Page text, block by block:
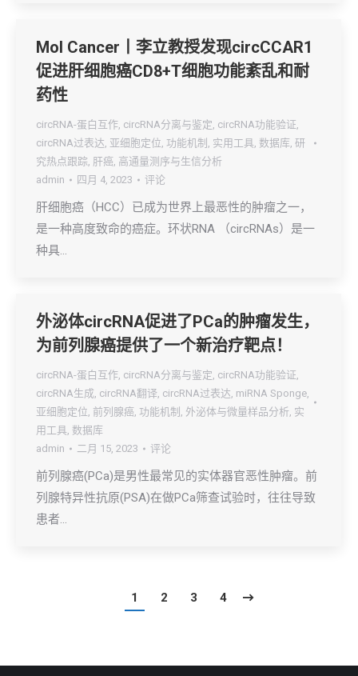
Mol Cancer丨李立教授发现circCCAR1
促进肝细胞癌CD8+T细胞功能紊乱和耐
药性
circRNA-蛋白互作, circRNA分离与鉴定, circRNA功能验证,
circRNA过表达, 亚细胞定位, 功能机制 , 实用工具, 数据库, 研
究热点跟踪, 肝癌, 高通量测序与生信分析
admin
四月 4, 2023 评论
肝细胞癌（HCC）已成为世界上最恶性的肿瘤之一，
是一种高度致命的癌症。环状RNA （circRNAs）是一
种具…
外泌体circRNA促进了PCa的肿瘤发生，
为前列腺癌提供了一个新治疗靶点！
circRNA-蛋白互作, circRNA分离与鉴定, circRNA功能验证,
circRNA生成, circRNA翻译, circRNA过表达, miRNA Sponge,
亚细胞定位, 前列腺癌, 功能机制 , 外泌体与微量样品分析, 实
用工具, 数据库
admin
二月 15, 2023 评论
前列腺癌(PCa)是男性最常见的实体器官恶性肿瘤。前
列腺特异性抗原(PSA)在做PCa筛查试验时，往往导致
患者…
1 2 3 4